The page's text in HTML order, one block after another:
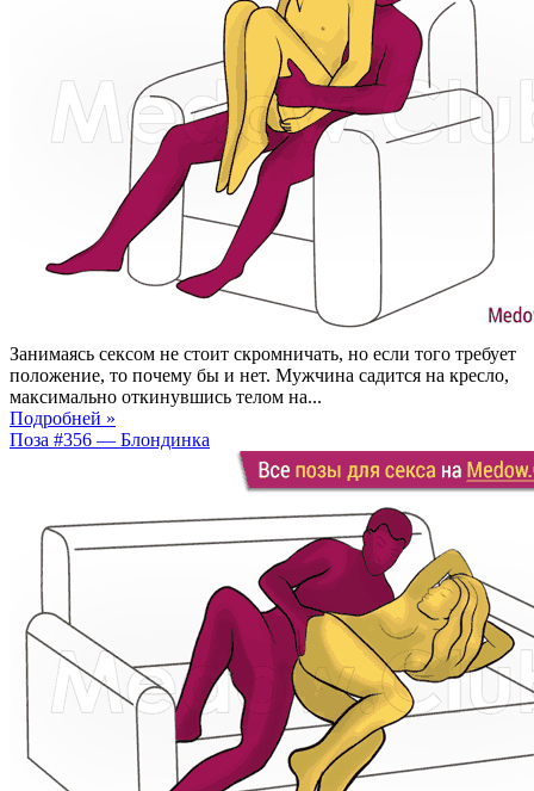
Занимаясь сексом не стоит скромничать, но если того требует
положение, то почему бы и нет. Мужчина садится на кресло,
максимально откинувшись телом на...
Подробней »
Поза #356 — Блондинка